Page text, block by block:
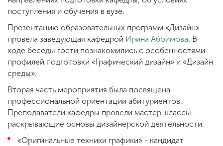
поступления и обучения в вузе.
Презентацию образовательных программ «Дизайн»
провела заведующая кафедрой Ирина Абоимова. В
ходе беседы гости познакомились с особенностями
профилей подготовки «Графический дизайн» и «Дизайн
среды».
Вторая часть мероприятия была посвящена
профессиональной ориентации абитуриентов.
Преподаватели кафедры провели мастер-классы,
раскрывающие основы дизайнерской деятельности:
«Оригинальные техники графики» - кандидат